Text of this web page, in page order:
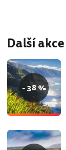
Další akce
- 38 %